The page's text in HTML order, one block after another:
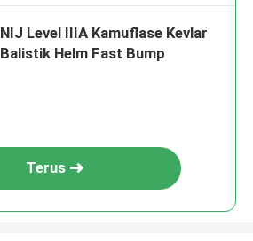
NIJ Level IIIA Kamuflase Kevlar
Balistik Helm Fast Bump
Terus